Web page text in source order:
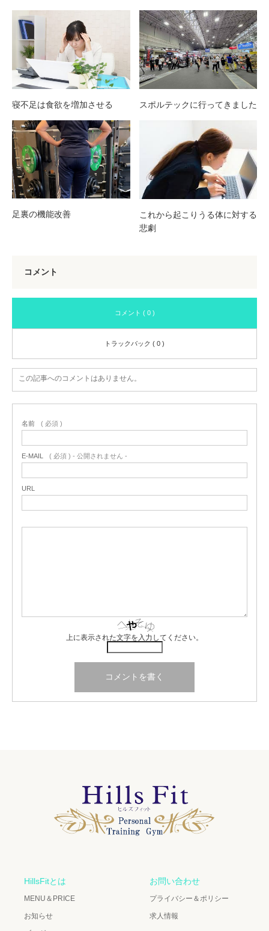
寝不足は食欲を増加させる スポルテックに行ってきました
足裏の機能改善
これから起こりうる体に対する
悲劇
コメント
コメント ( 0 )
トラックバック ( 0 )
この記事へのコメントはありません。
名前 ( 必須 )
E-MAIL ( 必須 ) - 公開されません -
URL
上に表示された文字を入力してください。
HillsFitとは
MENU＆PRICE
お知らせ
お問い合わせ
プライバシー＆ポリシー
求人情報